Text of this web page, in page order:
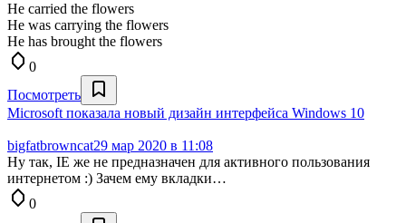
He carried the flowers
He was carrying the flowers
He has brought the flowers
0
Посмотреть
Microsoft показала новый дизайн интерфейса Windows 10
bigfatbrowncat29 мар 2020 в 11:08
Ну так, IE же не предназначен для активного пользования
интернетом :) Зачем ему вкладки…
0